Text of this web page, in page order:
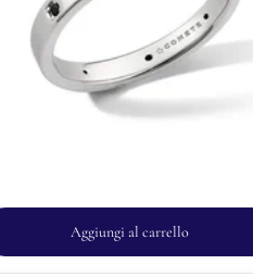
Aggiungi al carrello